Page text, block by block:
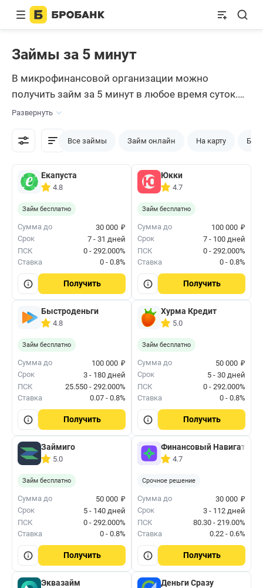
Займы за 5 минут
В микрофинансовой организации можно
получить займ за 5 минут в любое время суток.
Скоринговой системе МФО достаточно пары
минут, чтобы рассмотреть заявку и вынести
решение. При одобрении вам сразу отправят
Развернуть
Все займы Займ онлайн На карту Без
Екапуста
4.8
Займ бесплатно
Сумма до 30 000 ₽
Срок
7 - 31 дней
ПСК
0 - 292.000%
Ставка
0 - 0.8%
Получить
Юкки
4.7
Займ бесплатно
Сумма до 100 000 ₽
Срок
7 - 100 дней
ПСК
0 - 292.000%
Ставка
0 - 0.8%
Получить
Быстроденьги
4.8
Займ бесплатно
Сумма до 100 000 ₽
Срок
3 - 180 дней
ПСК
25.550 - 292.000%
Ставка
0.07 - 0.8%
Получить
Хурма Кредит
5.0
Займ бесплатно
Сумма до 50 000 ₽
Срок
5 - 30 дней
ПСК
0 - 292.000%
Ставка
0 - 0.8%
Получить
Займиго
5.0
Займ бесплатно
Сумма до 50 000 ₽
Срок
5 - 140 дней
ПСК
0 - 292.000%
Ставка
0 - 0.8%
Получить
Финансовый Навигатор
4.7
Срочное решение
Сумма до 30 000 ₽
Срок
3 - 112 дней
ПСК
80.30 - 219.00%
Ставка
0.22 - 0.6%
Получить
Эквазайм Деньги Сразу